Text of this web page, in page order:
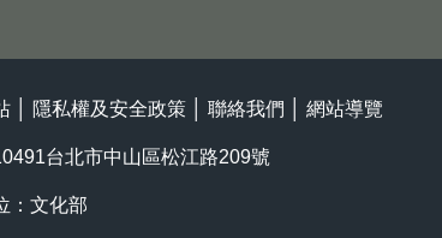
隱私權及安全政策 聯絡我們 網站導覽
台北市中山區松江路209號
：文化部